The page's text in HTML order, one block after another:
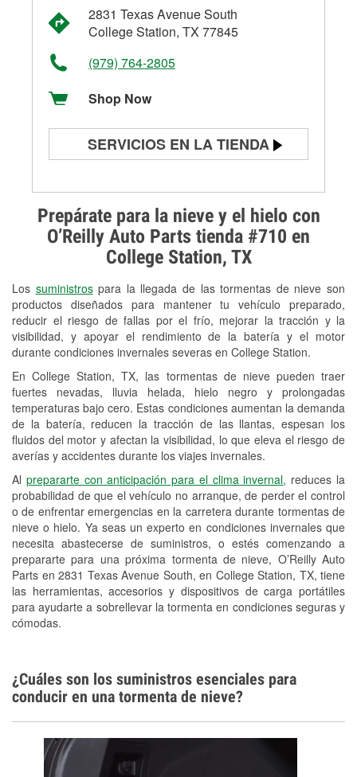
Prepárate para la nieve y el hielo con
O’Reilly Auto Parts tienda #710 en
College Station, TX
Los suministrospara la llegada de las tormentas de nieve son
productos diseñados para mantener tu vehículo preparado,
reducir el riesgo de fallas por el frío, mejorar la tracción y la
visibilidad, y apoyar el rendimiento de la batería y el motor
durante condiciones invernales severas en College Station.
En College Station, TX, las tormentas de nieve pueden traer
fuertes nevadas, lluvia helada, hielo negro y prolongadas
temperaturas bajo cero. Estas condiciones aumentan la demanda
de la batería, reducen la tracción de las llantas, espesan los
fluidos del motor y afectan la visibilidad, lo que eleva el riesgo de
averías y accidentes durante los viajes invernales.
Al prepararte con anticipación para el clima invernal, reduces la
probabilidad de que el vehículo no arranque, de perder el control
o de enfrentar emergencias en la carretera durante tormentas de
nieve o hielo. Ya seas un experto en condiciones invernales que
necesita abastecerse de suministros, o estés comenzando a
prepararte para una próxima tormenta de nieve, O’Reilly Auto
Parts en 2831 Texas Avenue South, en College Station, TX, tiene
las herramientas, accesorios y dispositivos de carga portátiles
para ayudarte a sobrellevar la tormenta en condiciones seguras y
cómodas.
2831 Texas Avenue South
College Station, TX 77845
(979) 764-2805
Shop Now
SERVICIOS EN LA TIENDA
Prueba de alternadores y
arrancadores
Revisión de la luz "Check Engine"
Reciclaje de baterías y aceite
Instalación de bombillas de faros
Instalación de limpiaparabrisas
Programa de Préstamo de
Herramientas
Rectificación de tambores y discos de
freno
Hurricane Supplies
Snowstorm Supplies
Tornado Supplies
Conoce más
¿Cuáles son los suministros esenciales para
conducir en una tormenta de nieve?